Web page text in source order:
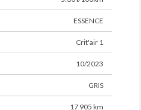
ESSENCE
Crit'air 1
10/2023
GRIS
17 905 km